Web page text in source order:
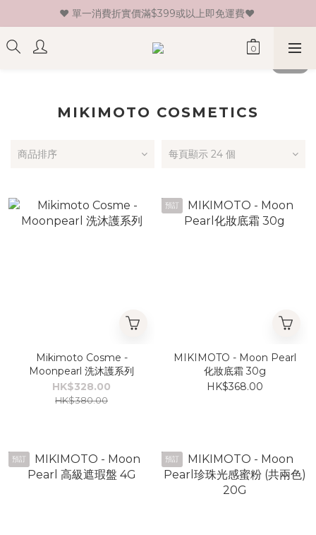
♥ 新會員登記即送HK$30 現金卷♥
♥ 單一消費折實價滿$399或以上即免運費♥
♥ 新會員登記即送HK$30 現金卷♥
MIKIMOTO COSMETICS
商品排序 每頁顯示 24 個
Mikimoto Cosme -
Moonpearl 洗沐護系列
HK$328.00
HK$380.00
預訂
MIKIMOTO - Moon Pearl
化妝底霜 30g
HK$368.00
預訂 預訂